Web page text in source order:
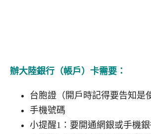
辦大陸銀行（帳戶）卡需要：
台胞證（開戶時記得要告知是
手機號碼
小提醒1：要開通網銀或手機